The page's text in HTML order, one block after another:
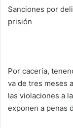
Sanciones por
prisión
Por cacería,
va de tres meses
las violaciones a
exponen a penas